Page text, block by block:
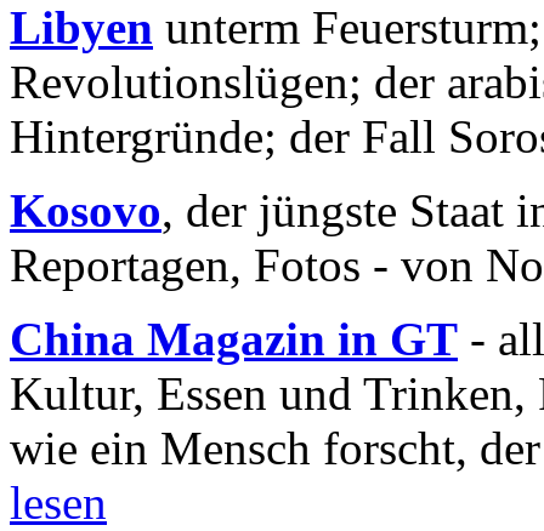
Libyen unterm
Revolutionslügen; der
Hintergründe; der Fall
Kosovo, der jüngste Staat
Reportagen, Fotos - von
China Magazin in GT -
Kultur, Essen und
wie ein Mensch forscht,
lesen